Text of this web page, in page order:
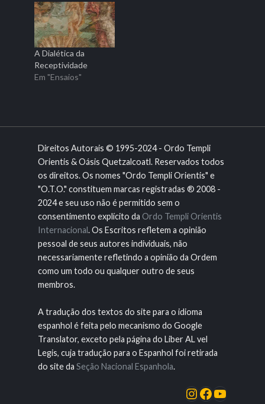
A Dialética da
Receptividade
Em "Ensaios"
Direitos Autorais © 1995-2024 - Ordo Templi
Orientis & Oásis Quetzalcoatl. Reservados todos
os direitos. Os nomes "Ordo Templi Orientis" e
"O.T.O." constituem marcas registradas ® 2008 -
2024 e seu uso não é permitido sem o
consentimento explícito da Ordo Templi Orientis
Internacional. Os Escritos refletem a opinião
pessoal de seus autores individuais, não
necessariamente refletindo a opinião da Ordem
como um todo ou qualquer outro de seus
membros.
A tradução dos textos do site para o idioma
espanhol é feita pelo mecanismo do Google
Translator, exceto pela página do Liber AL vel
Legis, cuja tradução para o Espanhol foi retirada
do site da Seção Nacional Espanhola.
Instagram Facebook Youtube